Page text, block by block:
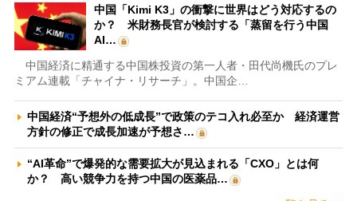
中国「Kimi K3」の衝撃に世界はどう対応するの
か？ 米財務長官が検討する「蒸留を行う中国
AI…
中国経済に精通する中国株投資の第一人者・田代尚機氏のプレ
ミアム連載「チャイナ・リサーチ」。中国企…
中国経済“予想外の低成長”で政策のテコ入れ必至か 経済運営
方針の修正で成長加速が予想さ…
“AI革命”で爆発的な需要拡大が見込まれる「CXO」とは何
か？ 高い競争力を持つ中国の医薬品…